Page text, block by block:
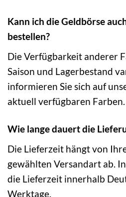
Kann ich die Geldbörse
bestellen?
Die Verfügbarkeit anderer
Saison und Lagerbestand
informieren Sie sich auf
aktuell verfügbaren Farben.
Wie lange dauert die
Die Lieferzeit hängt von
gewählten Versandart ab.
die Lieferzeit innerhalb
Werktage.